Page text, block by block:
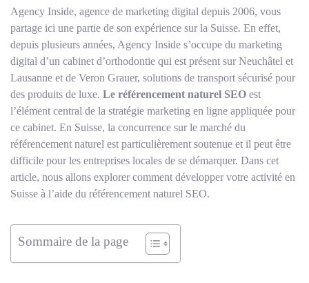
Agency Inside, agence de marketing digital depuis 2006, vous
partage ici une partie de son expérience sur la Suisse. En effet,
depuis plusieurs années, Agency Inside s’occupe du marketing
digital d’un cabinet d’orthodontie qui est présent sur Neuchâtel et
Lausanne et de Veron Grauer, solutions de transport sécurisé pour
des produits de luxe. Le référencement naturel SEO est
l’élément central de la stratégie marketing en ligne appliquée pour
ce cabinet. En Suisse, la concurrence sur le marché du
référencement naturel est particulièrement soutenue et il peut être
difficile pour les entreprises locales de se démarquer. Dans cet
article, nous allons explorer comment développer votre activité en
Suisse à l’aide du référencement naturel SEO.
Sommaire de la page